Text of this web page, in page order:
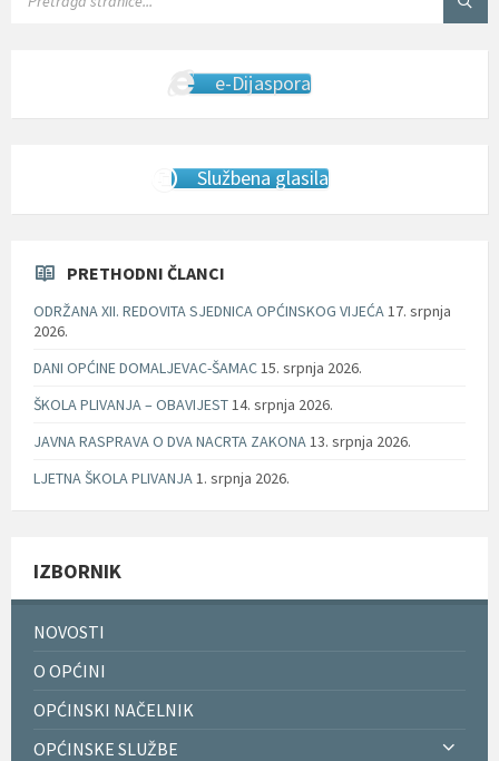
e-Dijaspora
Službena glasila
PRETHODNI ČLANCI
ODRŽANA XII. REDOVITA SJEDNICA OPĆINSKOG VIJEĆA17. srpnja
2026.
DANI OPĆINE DOMALJEVAC-ŠAMAC15. srpnja 2026.
ŠKOLA PLIVANJA – OBAVIJEST14. srpnja 2026.
JAVNA RASPRAVA O DVA NACRTA ZAKONA13. srpnja 2026.
LJETNA ŠKOLA PLIVANJA1. srpnja 2026.
IZBORNIK
NOVOSTI
O OPĆINI
OPĆINSKI NAČELNIK
OPĆINSKE SLUŽBE